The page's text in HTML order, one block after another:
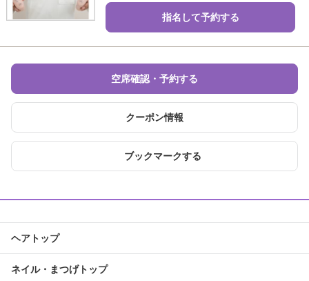
指名して予約する
空席確認・予約する
クーポン情報
ブックマークする
ヘアトップ
ネイル・まつげトップ